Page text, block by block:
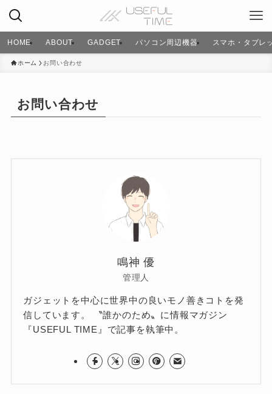
HOME ABOUT GADGET パソコン周辺機器 スマホ・タブレ
ホーム お問い合わせ
お問い合わせ
鳴神 優
管理人
ガジェットを中心に世界中の良いモノ善きコトを発
信しています。 〝誰かのため〟に情報マガジン
『USEFUL TIME』で記事を執筆中。